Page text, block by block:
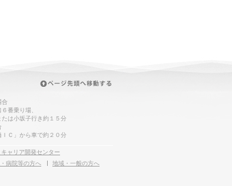
合
番乗り場、
は小坂子行き約１５分
Ｃ」から車で約２０分
ャリア開発センター
病院等の方へ
地域・一般の方へ